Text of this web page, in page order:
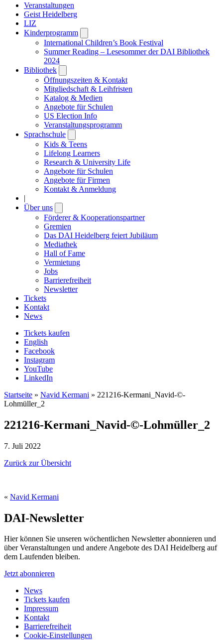
Veranstaltungen
Geist Heidelberg
LIZ
Kinderprogramm
submenu
International Children’s Book Festival
Summer Reading – Lesesommer der DAI Bibliothek
2024
Bibliothek
submenu
Öffnungszeiten & Kontakt
Mitgliedschaft & Leihfristen
Katalog & Medien
Angebote für Schulen
US Election Info
Veranstaltungsprogramm
Sprachschule
submenu
Kids & Teens
Lifelong Learners
Research & University Life
Angebote für Schulen
Angebote für Firmen
Kontakt & Anmeldung
|
Über uns
submenu
Förderer & Kooperationspartner
Gremien
Das DAI Heidelberg feiert Jubiläum
Mediathek
Hall of Fame
Vermietung
Jobs
Barrierefreiheit
Newsletter
Tickets
Kontakt
News
Tickets kaufen
English
Facebook
Instagram
YouTube
LinkedIn
Startseite » Navid Kermani » 221216-Kermani_Navid-©-
Lohmüller_2
221216-Kermani_Navid-©-Lohmüller_2
7. Juli 2022
Zurück zur Übersicht
« Navid Kermani
DAI-Newsletter
Hier können Sie unseren wöchentlichen Newsletter abonnieren und
über Veranstaltungen und andere Angebote des DAI Heidelberg auf
dem Laufenden bleiben.
Jetzt abonnieren
News
Tickets kaufen
Impressum
Kontakt
Barrierefreiheit
Cookie-Einstellungen